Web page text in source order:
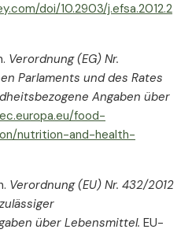
doi/10.2903/j.efsa.2012.2
Verordnung (EG) Nr.
Parlaments und des Rates
Angaben über
food-
nutrition-and-health-
Verordnung (EU) Nr. 432/2012
über Lebensmittel. EU-